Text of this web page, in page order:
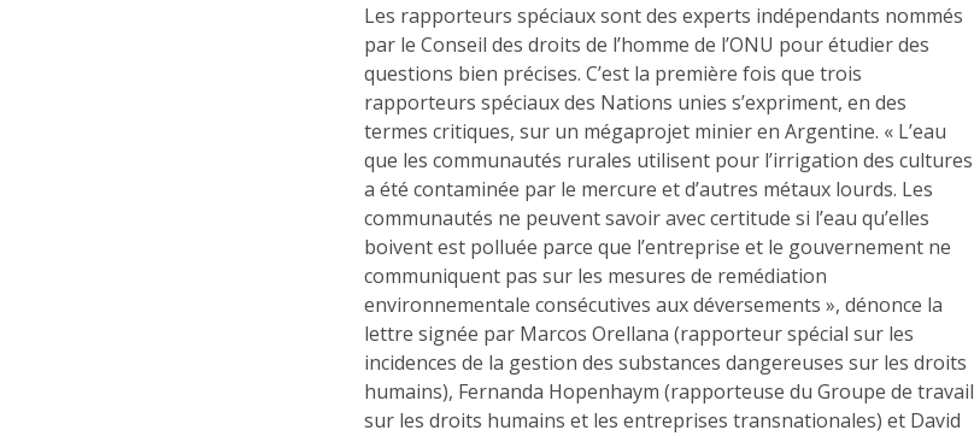
Les rapporteurs spéciaux sont des experts indépendants nommés
par le Conseil des droits de l’homme de l’ONU pour étudier des
questions bien précises. C’est la première fois que trois
rapporteurs spéciaux des Nations unies s’expriment, en des
termes critiques, sur un mégaprojet minier en Argentine. « L’eau
que les communautés rurales utilisent pour l’irrigation des cultures
a été contaminée par le mercure et d’autres métaux lourds. Les
communautés ne peuvent savoir avec certitude si l’eau qu’elles
boivent est polluée parce que l’entreprise et le gouvernement ne
communiquent pas sur les mesures de remédiation
environnementale consécutives aux déversements », dénonce la
lettre signée par Marcos Orellana (rapporteur spécial sur les
incidences de la gestion des substances dangereuses sur les droits
humains), Fernanda Hopenhaym (rapporteuse du Groupe de travail
sur les droits humains et les entreprises transnationales) et David